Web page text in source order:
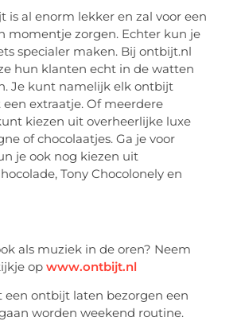
is al enorm lekker en zal voor een
momentje zorgen. Echter kun je
specialer maken. Bij ontbijt.nl
hun klanten echt in de watten
Je kunt namelijk elk ontbijt
extraatje. Of meerdere
kiezen uit overheerlijke luxe
of chocolaatjes. Ga je voor
je ook nog kiezen uit
Tony Chocolonely en
als muziek in de oren? Neem
opwww.ontbijt.nl
een ontbijt laten bezorgen een
worden weekend routine.